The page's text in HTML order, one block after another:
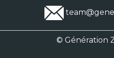
© Génération